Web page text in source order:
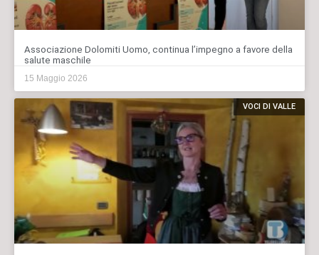
Associazione Dolomiti Uomo, continua l’impegno a favore della
salute maschile
15 Maggio 2026
VOCI DI VALLE